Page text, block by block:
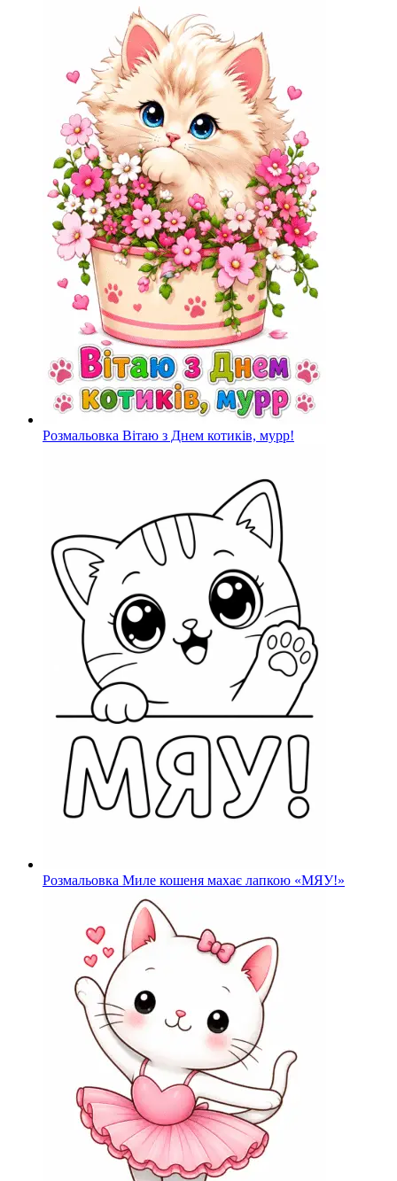
Розмальовка Вітаю з Днем котиків, мурр!
Розмальовка Миле кошеня махає лапкою «МЯУ!»